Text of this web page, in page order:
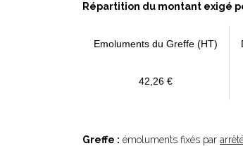
Répartition du montant exigé
Emoluments du Greffe (HT)
42,26 €
Greffe : émoluments fixés par